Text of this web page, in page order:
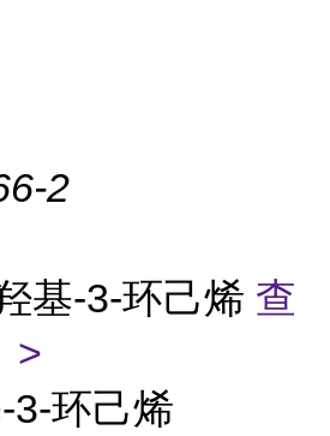
2
基-3-环己烯 查
>
3-环己烯